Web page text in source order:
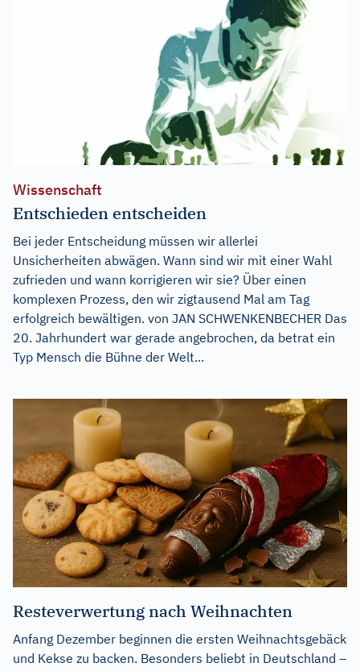
Wissenschaft
Entschieden entscheiden
Bei jeder Entscheidung müssen wir allerlei
Unsicherheiten abwägen. Wann sind wir mit einer Wahl
zufrieden und wann korrigieren wir sie? Über einen
komplexen Prozess, den wir zigtausend Mal am Tag
erfolgreich bewältigen. von JAN SCHWENKENBECHER Das
20. Jahrhundert war gerade angebrochen, da betrat ein
Typ Mensch die Bühne der Welt...
Resteverwertung nach Weihnachten
Anfang Dezember beginnen die ersten Weihnachtsgebäck
und Kekse zu backen. Besonders beliebt in Deutschland –